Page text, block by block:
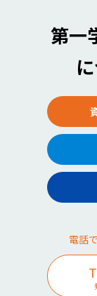
第一
電話